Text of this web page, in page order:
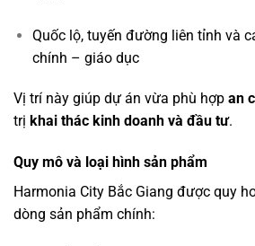
Quốc lộ, tuyến đường liên tỉnh và
chính – giáo dục
Vị trí này giúp dự án vừa phù hợp an
trị khai thác kinh doanh và đầu tư.
Quy mô và loại hình sản phẩm
Harmonia City Bắc Giang được quy
dòng sản phẩm chính: